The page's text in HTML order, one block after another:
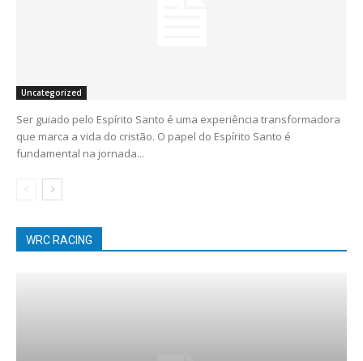
Uncategorized
Ser guiado pelo Espírito Santo é uma experiência transformadora
que marca a vida do cristão. O papel do Espírito Santo é
fundamental na jornada...
WRC RACING